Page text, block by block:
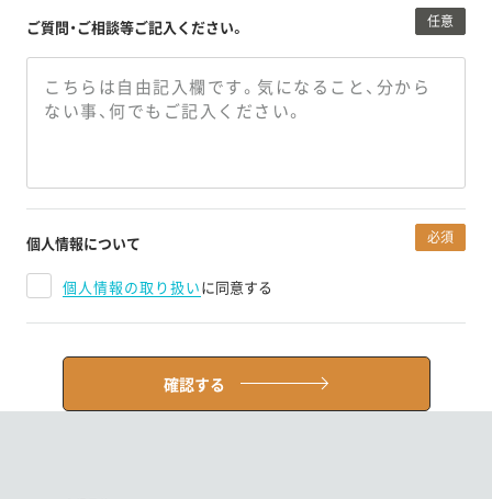
ご質問・ご相談等ご記入ください。 任意
個人情報について 必須
個人情報の取り扱いに同意する
確認する